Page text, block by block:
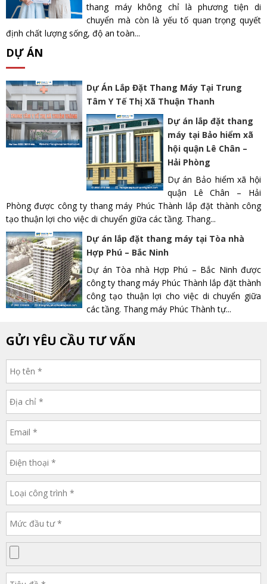
thang máy không chỉ là phương tiện di
chuyển mà còn là yếu tố quan trọng quyết
định chất lượng sống, độ an toàn...
DỰ ÁN
Dự Án Lắp Đặt Thang Máy Tại Trung
Tâm Y Tế Thị Xã Thuận Thanh
Dự án lắp đặt thang
máy tại Bảo hiểm xã
hội quận Lê Chân –
Hải Phòng
Dự án Bảo hiểm xã hội
quận Lê Chân – Hải
Phòng được công ty thang máy Phúc Thành lắp đặt thành công
tạo thuận lợi cho việc di chuyển giữa các tầng. Thang...
Dự án lắp đặt thang máy tại Tòa nhà
Hợp Phú – Bắc Ninh
Dự án Tòa nhà Hợp Phú – Bắc Ninh được
công ty thang máy Phúc Thành lắp đặt thành
công tạo thuận lợi cho việc di chuyển giữa
các tầng. Thang máy Phúc Thành tự...
GỬI YÊU CẦU TƯ VẤN